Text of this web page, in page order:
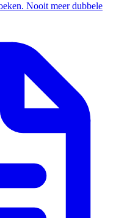
Nooit meer dubbele